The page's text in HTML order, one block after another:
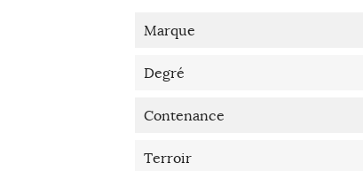
Marque
Degré
Contenance
Terroir